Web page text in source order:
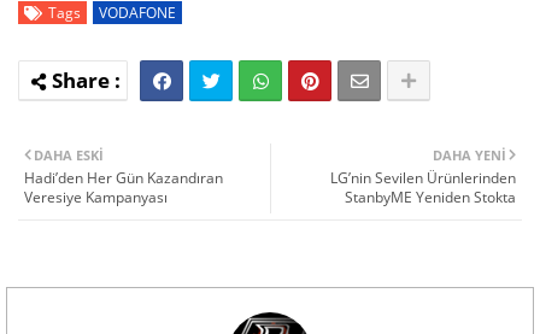
Tags VODAFONE
DAHA YENI
LG’nin Sevilen Ürünlerinden
StanbyME Yeniden Stokta
DAHA ESKI
Hadi’den Her Gün Kazandıran
Veresiye Kampanyası